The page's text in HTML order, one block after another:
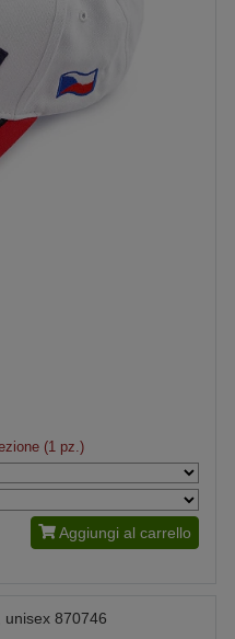
(1 pz.)
Aggiungi al carrello
unisex 870746